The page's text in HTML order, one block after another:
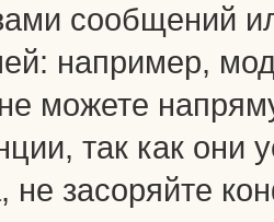
сообщений
например,
можете
так как они
не засоряйте